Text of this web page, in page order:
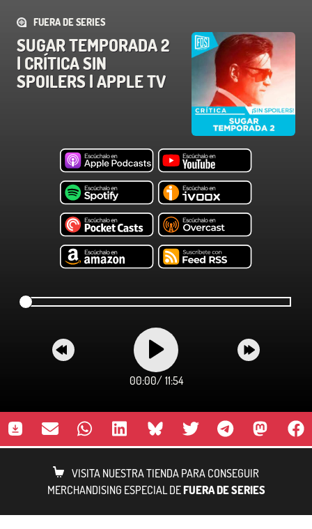
FUERA DE SERIES
SUGAR TEMPORADA 2
| CRÍTICA SIN
SPOILERS | APPLE TV
00:00/ 11:54
VISITA NUESTRA TIENDA PARA CONSEGUIR
MERCHANDISING ESPECIAL DEFUERA DE SERIES